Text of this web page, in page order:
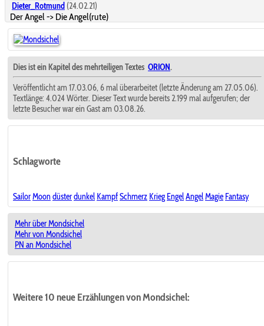
Dieter_Rotmund (24.02.21)
Der Angel -> Die Angel(rute)
Dies ist ein Kapitel des mehrteiligen Textes ORION.
Veröffentlicht am 17.03.06, 6 mal überarbeitet (letzte Änderung am 27.05.06).
Textlänge: 4.024 Wörter. Dieser Text wurde bereits 2.199 mal aufgerufen; der
letzte Besucher war ein Gast am 03.08.26.
Schlagworte
SailorMoon düsterdunkel KampfSchmerz Krieg EngelAngelMagie Fantasy
Mehr über Mondsichel
Mehr von Mondsichel
PN an Mondsichel
Weitere 10 neue Erzählungen von Mondsichel: